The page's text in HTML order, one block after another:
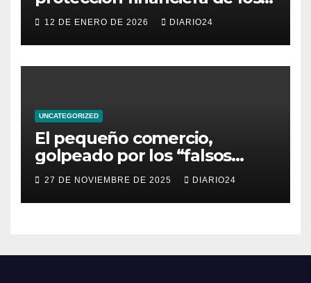
consumidores con límites a
los intereses del crédito al
consumo para evitar el
sobreendeudamiento
12 DE ENERO DE 2026 DIARIO24
UNCATEGORIZED
El pequeño comercio,
golpeado por los “falsos
descuentos” del Black Friday
de las grandes cadenas
27 DE NOVIEMBRE DE 2025 DIARIO24